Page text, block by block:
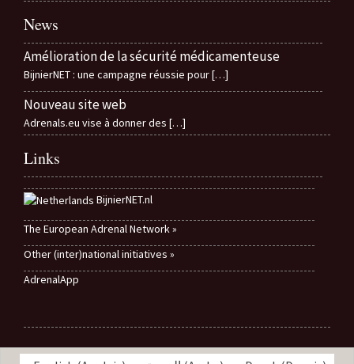
News
Amélioration de la sécurité médicamenteuse
BijnierNET : une campagne réussie pour[…]
Nouveau site web
Adrenals.eu vise à donner des […]
Links
BijnierNET.nl
The European Adrenal Network »
Other (inter)national initiatives »
AdrenalApp